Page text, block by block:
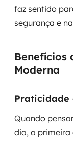
faz sentido
segurança e
Benefícios
Moderna
Praticidade
Quando
dia, a primeira